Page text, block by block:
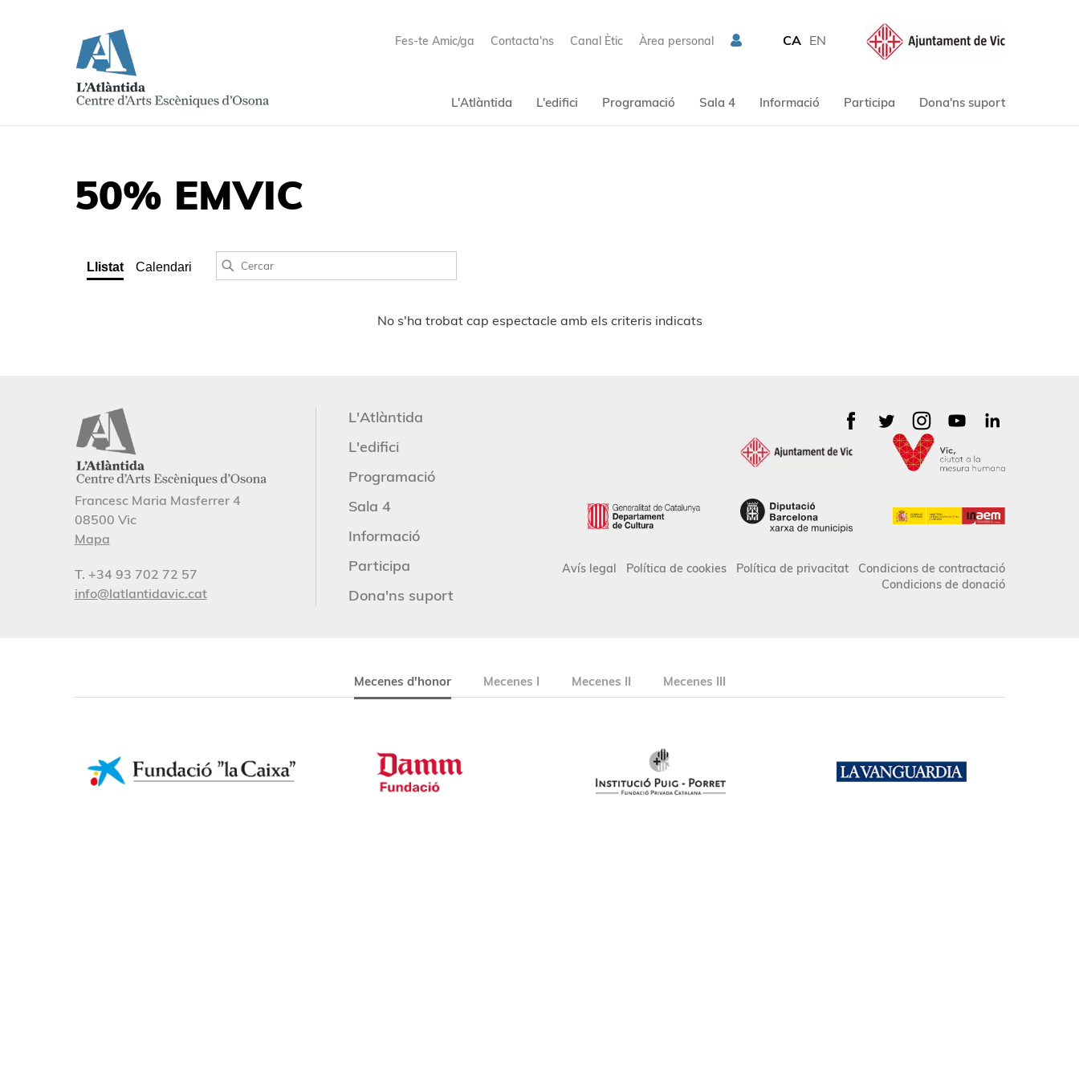
Fes-te Amic/ga Contacta'ns Canal Ètic Àrea personal CA EN
L'Atlàntida L'edifici Programació Sala 4 Informació Participa Dona'ns suport
50% EMVIC
Llistat Calendari
No s'ha trobat cap espectacle amb els criteris indicats
Francesc Maria Masferrer 4
08500 Vic
Mapa
T. +34 93 702 72 57
info@latlantidavic.cat
L'Atlàntida
L'edifici
Programació
Sala 4
Informació
Participa
Dona'ns suport
Avís legal Política de cookies Política de privacitat
Condicions de contractació
Condicions de donació
Mecenes d'honor Mecenes I Mecenes II Mecenes III